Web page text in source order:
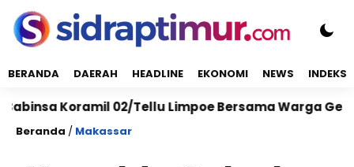
BERANDA DAERAH HEADLINE EKONOMI NEWS INDEKS
Koramil 02/Tellu Limpoe Bersama Warga Gelar
Beranda / Makassar